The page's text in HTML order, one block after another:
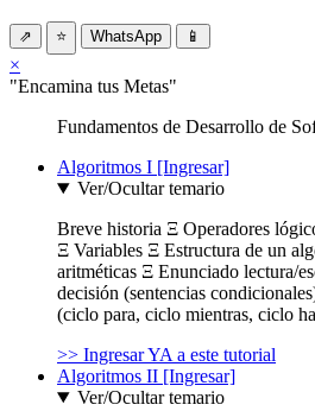
⇗ ⭐ WhatsApp 📱
×
"Encamina tus Metas"
Fundamentos de Desarrollo de
Algoritmos I [Ingresar]
Ver/Ocultar temario
Breve historia Ξ Operadores
Ξ Variables Ξ Estructura de un
aritméticas Ξ Enunciado lectura/
decisión (sentencias
(ciclo para, ciclo mientras, ciclo
>> Ingresar YA a este tutorial
Algoritmos II [Ingresar]
Ver/Ocultar temario